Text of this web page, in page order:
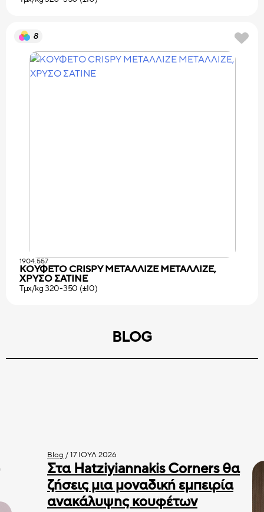
8
1904.557
ΚΟΥΦΕΤΟ CRISPY ΜΕΤΑΛΛΙΖΕ ΜΕΤΑΛΛΙΖΕ,
ΧΡΥΣΟ ΣΑΤΙΝΕ
Τμχ/kg 320-350 (±10)
BLOG
Blog /17 ΙΟΎΛ 2026
Στα Hatziyiannakis Corners θα
ζήσεις μια μοναδική εμπειρία
ανακάλυψης κουφέτων